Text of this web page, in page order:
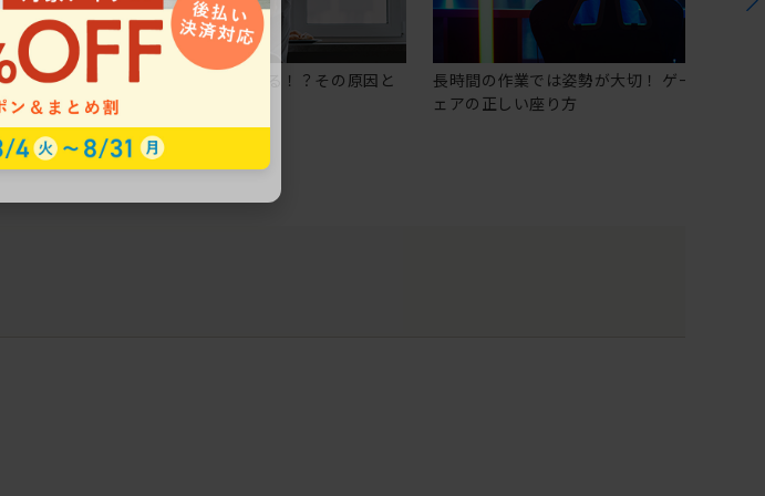
5選
椅子に座っているのに疲れる！？その原因と
疲れにくいチェアの選び方
長時間の作業では姿勢が大切！ ゲーミングチ
ェアの正しい座り方